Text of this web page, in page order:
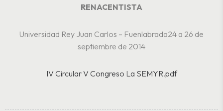
RENACENTISTA
Universidad Rey Juan Carlos – Fuenlabrada24 a 26 de
septiembre de 2014
IV Circular V Congreso La SEMYR.pdf